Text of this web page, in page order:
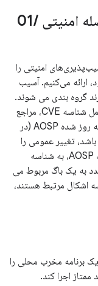
01
/
امنیتی را
اعمال می‌شود، ارائه می‌کنیم. آسیب
گروه بندی می شوند.
مسائل در جداول زیر توضیح داده شده اند و شامل شناسه CVE، مراجع
و نسخه های به روز شده AOSP (در
تغییر عمومی را
که مشکل را حل کرده است، مانند لیست تغییرات AOSP، به شناسه
به یک باگ مربوط می
اشکال مرتبط هستند،
برنامه مخرب محلی را
اجرا کند.